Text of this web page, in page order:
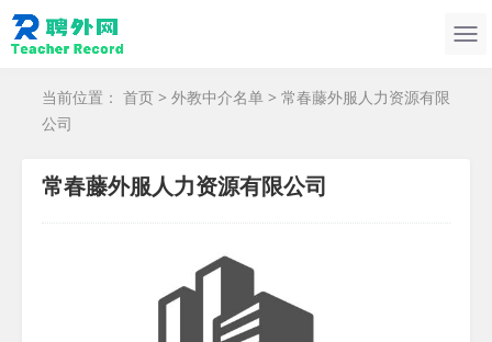
当前位置： 首页 > 外教中介名单 > 常春藤外服人力资源有限
公司
常春藤外服人力资源有限公司